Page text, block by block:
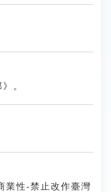
。
業性-禁止改作臺灣